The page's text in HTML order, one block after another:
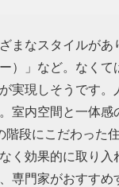
まなスタイルが
）」など。なく
実現しそうです
室内空間と一体
段にこだわった
く効果的に取り
専門家がおすす